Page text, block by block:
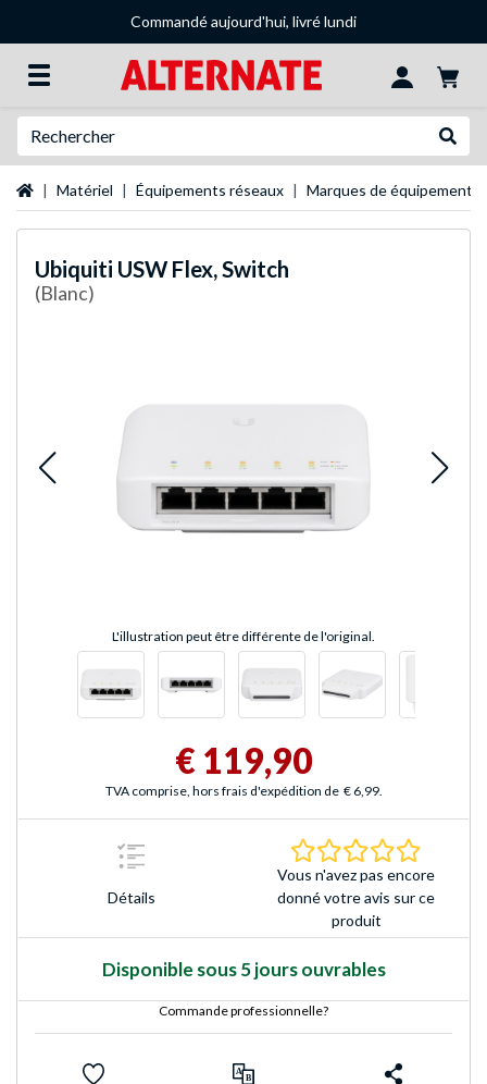
Commandé aujourd'hui, livré lundi
Page d'accueil
Matériel Équipements réseaux Marques de équipements
Ubiquiti USW Flex, Switch
(Blanc)
L'illustration peut être différente de l'original.
€ 119,90
TVA comprise, hors frais d'expédition de € 6,99.
Détails
Vous n'avez pas encore
donné votre avis sur ce
produit
Disponible sous 5 jours ouvrables
Commande professionnelle?